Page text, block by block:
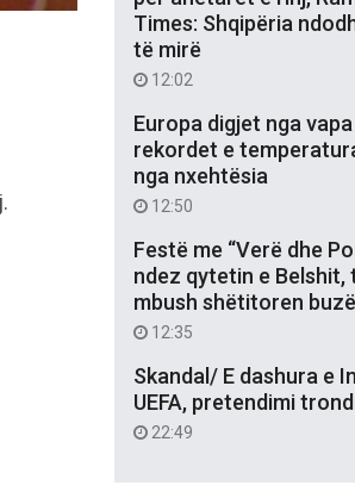
Times: Shqipëria
të mirë
12:02
Europa digjet nga
rekordet e
nga nxehtësia
12:50
Festë me “Verë dhe
ndez qytetin e Belshit,
mbush shëtitoren
12:35
Skandal/ E dashura e
UEFA, pretendimi
22:49